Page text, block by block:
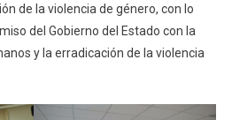
de la violencia de género, con lo
del Gobierno del Estado con la
y la erradicación de la violencia